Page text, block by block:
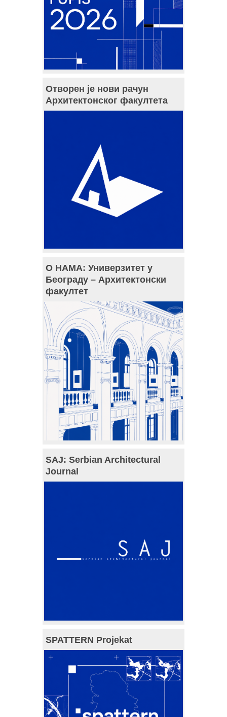
Отворен је нови рачун
Архитектонског факултета
О НАМА: Универзитет у
Београду – Архитектонски
факултет
SAJ: Serbian Architectural
Journal
SPATTERN Projekat